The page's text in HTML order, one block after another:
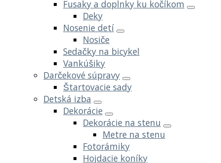
Fusaky a doplnky ku kočíkom
Deky
Nosenie detí
Nosiče
Sedačky na bicykel
Vankúšiky
Darčekové súpravy
Štartovacie sady
Detská izba
Dekorácie
Dekorácie na stenu
Metre na stenu
Fotorámiky
Hojdacie koníky